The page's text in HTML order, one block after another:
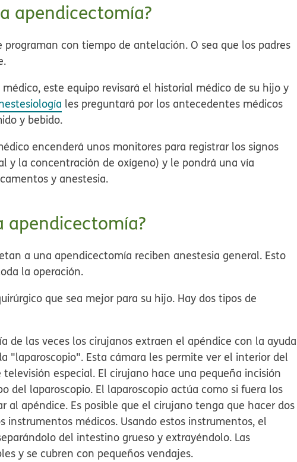
apendicectomía?
con tiempo de antelación. O sea que los padres
este equipo revisará el historial médico de su hijo y
les preguntará por los antecedentes médicos
y bebido.
encenderá unos monitores para registrar los signos
y la concentración de oxígeno) y le pondrá una vía
y anestesia.
apendicectomía?
a una apendicectomía reciben anestesia general. Esto
la operación.
que sea mejor para su hijo. Hay dos tipos de
de las veces los cirujanos extraen el apéndice con la ayuda
"laparoscopio". Esta cámara les permite ver el interior del
especial. El cirujano hace una pequeña incisión
del laparoscopio. El laparoscopio actúa como si fuera los
apéndice. Es posible que el cirujano tenga que hacer dos
instrumentos médicos. Usando estos instrumentos, el
del intestino grueso y extrayéndolo. Las
y se cubren con pequeños vendajes.